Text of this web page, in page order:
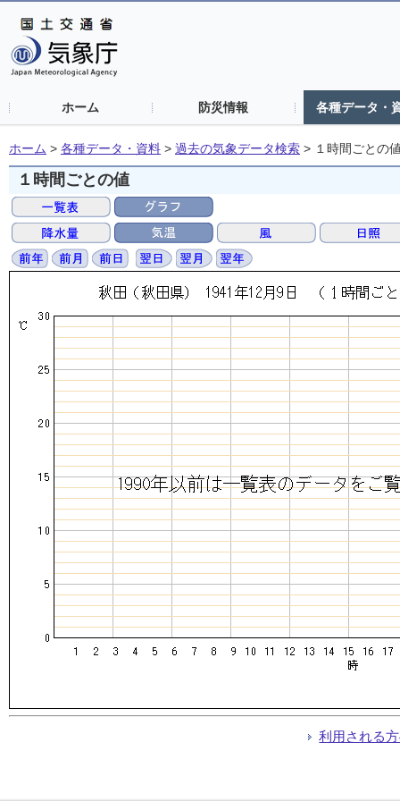
ホーム 防災情報 各種データ・
ホーム > 各種データ・資料 > 過去の気象データ検索 > １時間ごとの
１時間ごとの値
利用される